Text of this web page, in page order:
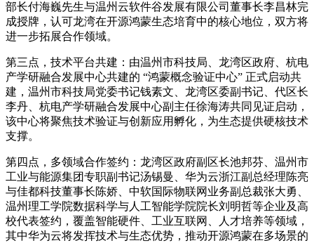
部长付海巍先生与温州云软件谷发展有限公司董事长李昌林完
成授牌，认可龙湾在开源鸿蒙生态培育中的核心地位，双方将
进一步拓展合作领域。
第三点，技术平台共建：由温州市科技局、龙湾区政府、杭电
产学研融合发展中心共建的 “鸿蒙概念验证中心” 正式启动共
建，温州市科技局党委书记钱素文、龙湾区委副书记、代区长
李丹、杭电产学研融合发展中心副主任徐海涛共同见证启动，
该中心将聚焦技术验证与创新应用孵化，为生态提供硬核技术
支撑。
第四点，多领域合作签约：龙湾区政府副区长池邦芬、温州市
工业与能源集团专职副书记汤锡曼、华为云浙江副总经理陈亮
与佳都科技董事长陈娇、中软国际物联网业务副总裁张大勇、
温州理工学院数据科学与人工智能学院院长刘明哲等企业及高
校代表签约，覆盖智能硬件、工业互联网、人才培养等领域，
其中华为云将发挥技术与生态优势，推动开源鸿蒙在多场景的